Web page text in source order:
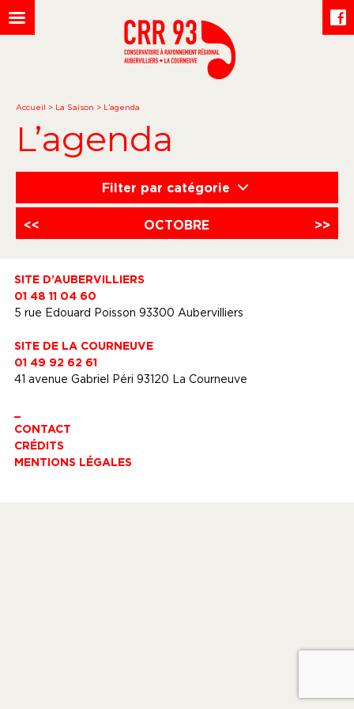
Accueil > La Saison > L’agenda
L’agenda
Filter par catégorie
<< OCTOBRE >>
SITE D’AUBERVILLIERS
01 48 11 04 60
5 rue Edouard Poisson 93300 Aubervilliers
SITE DE LA COURNEUVE
01 49 92 62 61
41 avenue Gabriel Péri 93120 La Courneuve
CONTACT
CRÉDITS
MENTIONS LÉGALES